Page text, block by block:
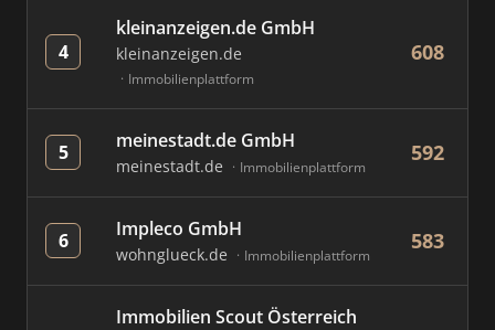
4
kleinanzeigen.de GmbH
kleinanzeigen.de
Immobilienplattform
608
5 meinestadt.de GmbH
meinestadt.de Immobilienplattform
592
6 Impleco GmbH
wohnglueck.de Immobilienplattform
583
Immobilien Scout Österreich